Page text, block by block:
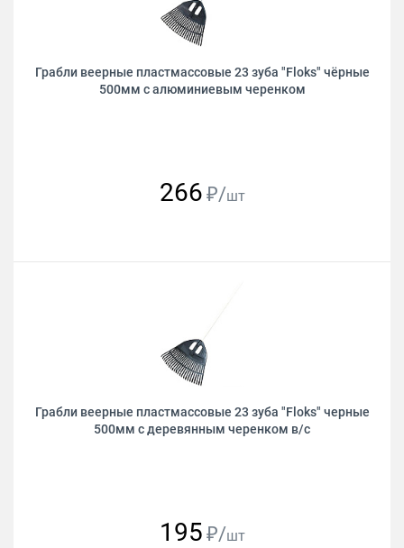
Грабли веерные пластмассовые 23 зуба "Floks" чёрные
500мм с алюминиевым черенком
266 ₽/шт
Грабли веерные пластмассовые 23 зуба "Floks" черные
500мм с деревянным черенком в/с
195 ₽/шт